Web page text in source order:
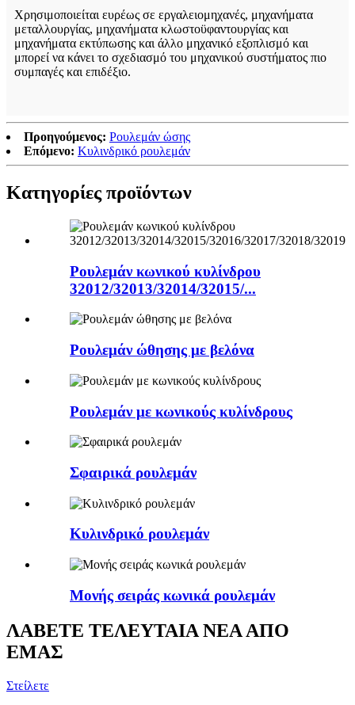
Χρησιμοποιείται ευρέως σε εργαλειομηχανές, μηχανήματα
μεταλλουργίας, μηχανήματα κλωστοϋφαντουργίας και
μηχανήματα εκτύπωσης και άλλο μηχανικό εξοπλισμό και
μπορεί να κάνει το σχεδιασμό του μηχανικού συστήματος πιο
συμπαγές και επιδέξιο.
Προηγούμενος: Ρουλεμάν ώσης
Επόμενο: Κυλινδρικό ρουλεμάν
Κατηγορίες προϊόντων
Ρουλεμάν κωνικού κυλίνδρου
32012/32013/32014/32015/...
Ρουλεμάν ώθησης με βελόνα
Ρουλεμάν με κωνικούς κυλίνδρους
Σφαιρικά ρουλεμάν
Κυλινδρικό ρουλεμάν
Μονής σειράς κωνικά ρουλεμάν
ΛΑΒΕΤΕ ΤΕΛΕΥΤΑΙΑ ΝΕΑ ΑΠΟ
ΕΜΑΣ
Στείλετε